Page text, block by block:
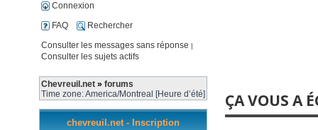
Connexion
FAQ
Rechercher
Consulter les messages sans réponse |
Consulter les sujets actifs
Chevreuil.net » forums
Time zone: America/Montreal [Heure d’été]
chevreuil.net - Inscription
ÇA VOUS A